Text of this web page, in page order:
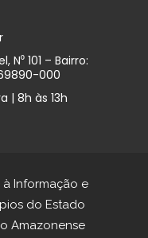
N⁰ 101 – Bairro:
000
| 8h às 13h
Informação e
do Estado
Amazonense